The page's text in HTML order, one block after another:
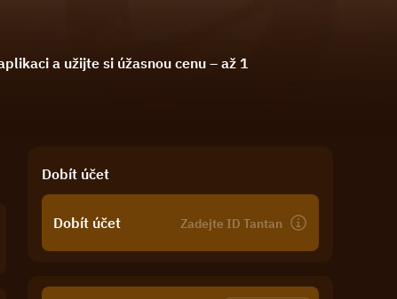
a užijte si úžasnou cenu – až 1
Dobít účet
Dobít účet